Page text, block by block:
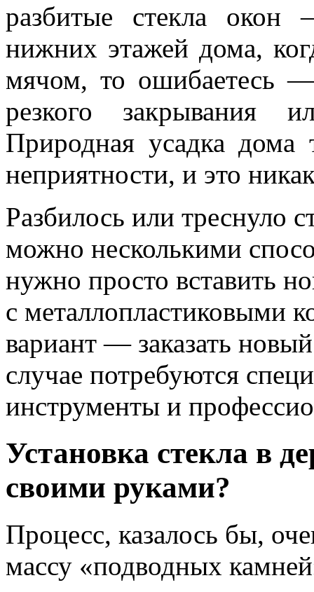
разбитые стекла
нижних этажей дома,
мячом, то ошибаетесь
резкого закрывания
Природная усадка дома
неприятности, и это
Разбилось или треснуло
можно несколькими
нужно просто вставить
с металлопластиковыми
вариант — заказать
случае потребуются
инструменты и
Установка стекла в
своими руками?
Процесс, казалось бы,
массу «подводных